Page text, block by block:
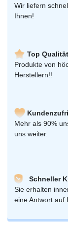
Wir liefern
Ihnen!
Top Qualität
Produkte von
Herstellern!!
Mehr als 90%
uns weiter.
Schneller
Sie erhalten
eine Antwort auf